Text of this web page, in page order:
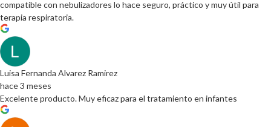
compatible con nebulizadores lo hace seguro, práctico y muy útil para
terapia respiratoria.
Luisa Fernanda Alvarez Ramirez
hace 3 meses
Excelente producto. Muy eficaz para el tratamiento en infantes